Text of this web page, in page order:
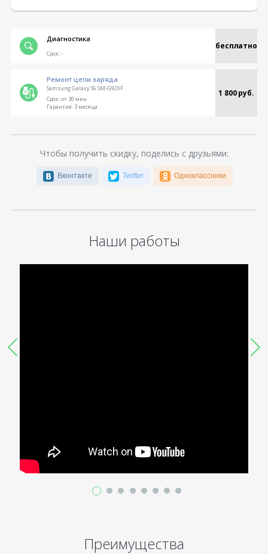
Диагностика
бесплатно
Срок:-
Ремонт цепи заряда
Samsung Galaxy S6 SM-G920F 1 800 руб.
Срок:от 30 мин
Гарантия:3 месяца
Чтобы получить скидку, поделись с друзьями:
Вконтакте Twitter Одноклассники
Наши работы
Преимущества